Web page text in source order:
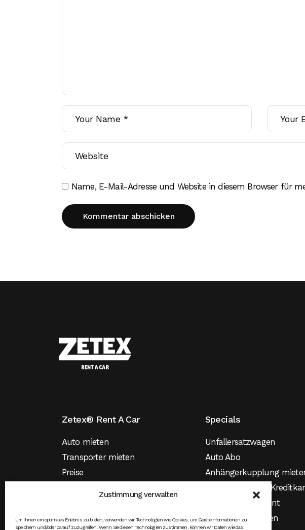
Zustimmung verwalten
Um Ihnen ein optimales Erlebnis zu bieten, verwenden wir Technologien wie Cookies, um Geräteinformationen zu
speichern und/oder darauf zuzugreifen. Wenn Sie diesen Technologien zustimmen, können wir Daten wie das
Name, E-Mail-Adresse und Website in diesem Browser für
Kommentar abschicken
Zetex® Rent A Car
Auto mieten
Transporter mieten
Preise
Specials
Unfallersatzwagen
Auto Abo
Anhängerkupplung
Mietwagen ohne
Mietwagen Student
Elektroauto mieten